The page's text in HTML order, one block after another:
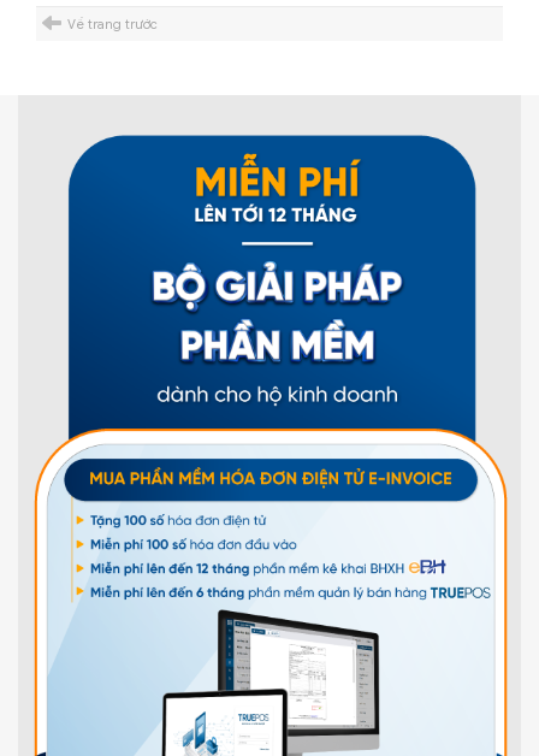
Về trang trước